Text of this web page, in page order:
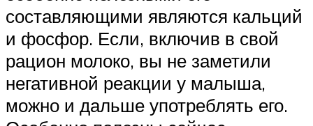
составляющими являются кальций
и фосфор. Если, включив в свой
рацион молоко, вы не заметили
негативной реакции у малыша,
можно и дальше употреблять его.